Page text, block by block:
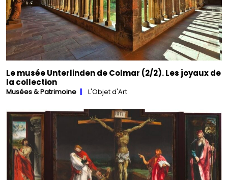
Le musée Unterlinden de Colmar (2/2). Les joyaux de
la collection
Musées & Patrimoine L'Objet d'Art